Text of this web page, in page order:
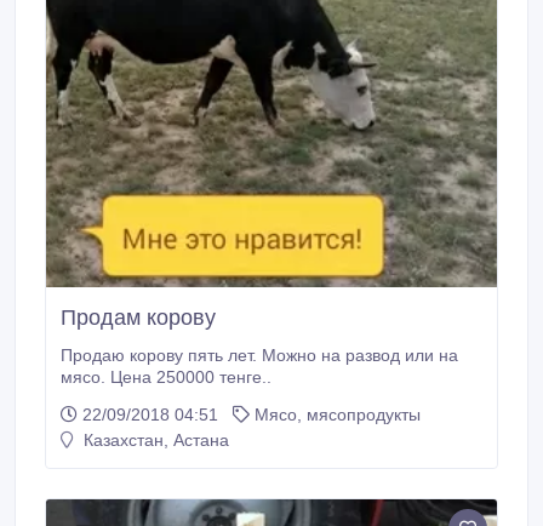
Продам корову
Продаю корову пять лет. Можно на развод или на
мясо. Цена 250000 тенге..
22/09/2018 04:51
Мясо, мясопродукты
Казахстан, Астана